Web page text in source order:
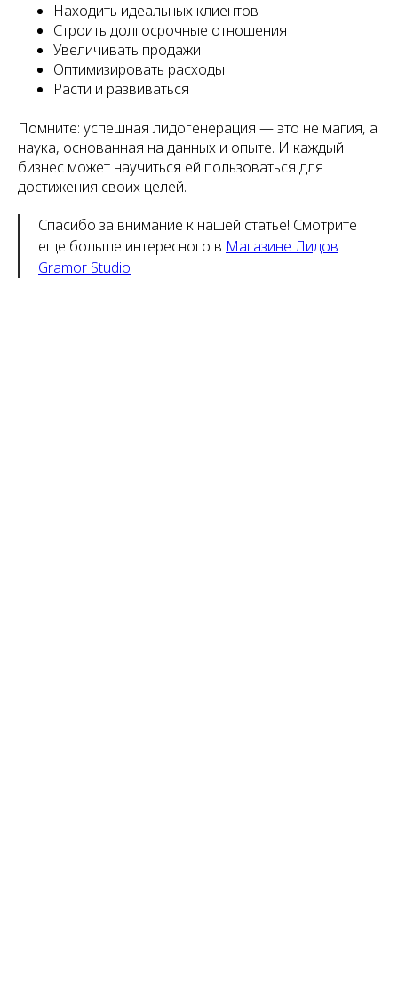
Находить идеальных клиентов
Строить долгосрочные отношения
Увеличивать продажи
Оптимизировать расходы
Расти и развиваться
Помните: успешная лидогенерация — это не магия, а
наука, основанная на данных и опыте. И каждый
бизнес может научиться ей пользоваться для
достижения своих целей.
Спасибо за внимание к нашей статье! Смотрите
еще больше интересного в Магазине Лидов
Gramor Studio